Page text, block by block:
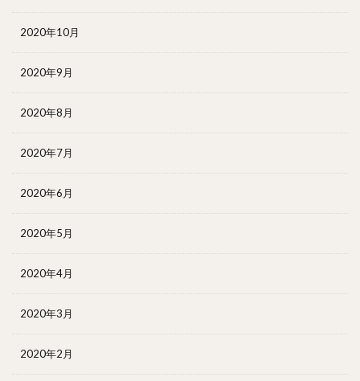
2020年10月
2020年9月
2020年8月
2020年7月
2020年6月
2020年5月
2020年4月
2020年3月
2020年2月